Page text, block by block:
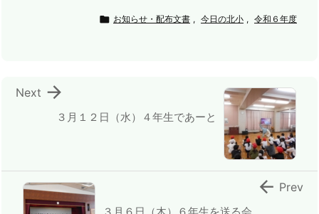
 お知らせ・配布文書 , 今日の北小 , 令和６年度
３月１２日（水）４年生であーと

Next
 Prev